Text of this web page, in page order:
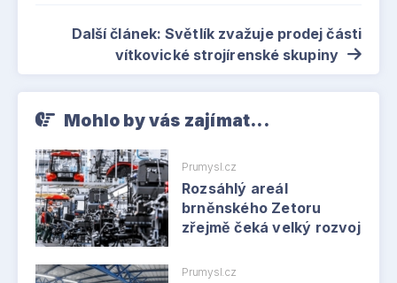
Další článek: Světlík zvažuje prodej části
vítkovické strojírenské skupiny
Mohlo by vás zajímat...
Prumysl.cz
Rozsáhlý areál
brněnského Zetoru
zřejmě čeká velký rozvoj
Prumysl.cz